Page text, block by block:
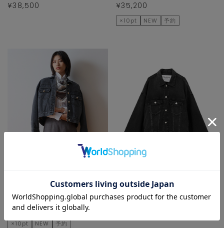
¥38,500 ¥35,200
×10pt NEW 予約
デニムジャケット
¥35,200
×10pt NEW 予約
TIARA
デニムジャケット